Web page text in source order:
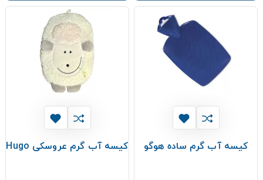
کیسه آب گرم ساده هوگو کیسه آب گرم عروسکی Hugo